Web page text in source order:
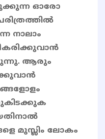
ഓരോ
നാലാം
ആരും
മുസ്ലിം ലോകം